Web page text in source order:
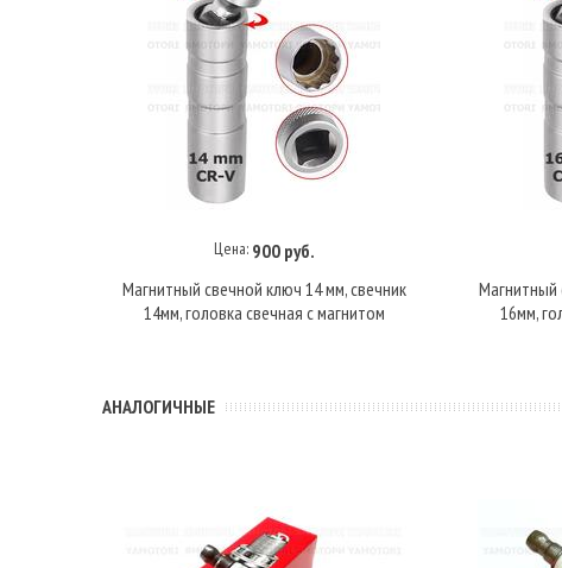
В корзину
Цена: 900 руб.
Магнитный свечной ключ 14 мм, свечник
14мм, головка свечная с магнитом
Магнитный
16мм,
АНАЛОГИЧНЫЕ